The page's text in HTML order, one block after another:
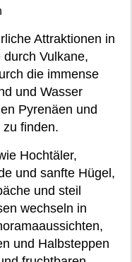
Attraktionen in
Vulkane,
die immense
und Wasser
Pyrenäen und
finden.
Hochtäler,
und sanfte Hügel,
und steil
wechseln in
und Halbsteppen